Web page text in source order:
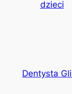
dzieci
Dentysta